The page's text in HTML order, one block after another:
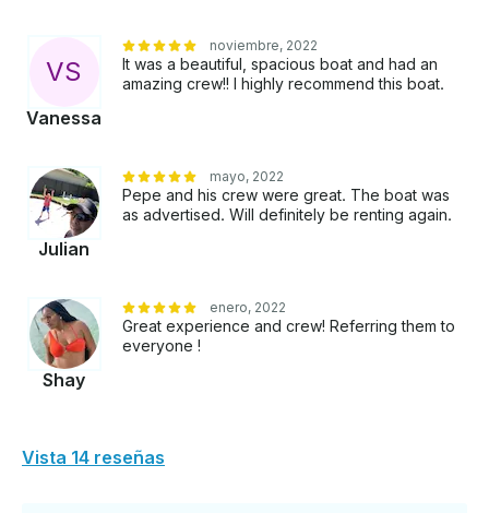
VS
Vanessa
noviembre, 2022
It was a beautiful, spacious boat and had an
amazing crew!! I highly recommend this boat.
Julian
mayo, 2022
Pepe and his crew were great. The boat was
as advertised. Will definitely be renting again.
Shay
enero, 2022
Great experience and crew! Referring them to
everyone !
Vista 14 reseñas